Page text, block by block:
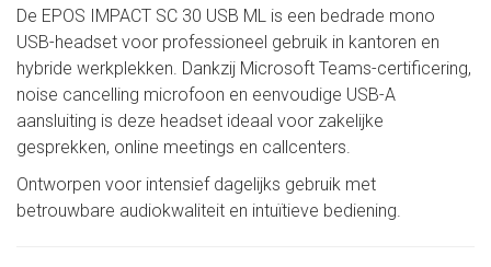
De EPOS IMPACT SC 30 USB ML is een bedrade mono
USB-headset voor professioneel gebruik in kantoren en
hybride werkplekken. Dankzij Microsoft Teams-certificering,
noise cancelling microfoon en eenvoudige USB-A
aansluiting is deze headset ideaal voor zakelijke
gesprekken, online meetings en callcenters.
Ontworpen voor intensief dagelijks gebruik met
betrouwbare audiokwaliteit en intuïtieve bediening.